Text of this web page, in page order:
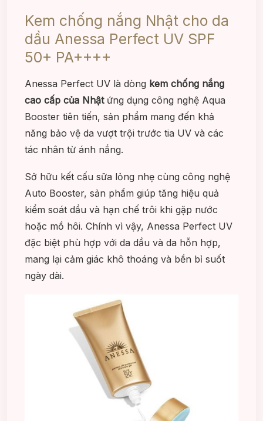
Kem chống nắng Nhật cho da
dầu Anessa Perfect UV SPF
50+ PA++++
Anessa Perfect UV là dòng kem chống nắng
cao cấp của Nhậtứng dụng công nghệ Aqua
Booster tiên tiến, sản phẩm mang đến khả
năng bảo vệ da vượt trội trước tia UV và các
tác nhân từ ánh nắng.
Sở hữu kết cấu sữa lỏng nhẹ cùng công nghệ
Auto Booster, sản phẩm giúp tăng hiệu quả
kiểm soát dầu và hạn chế trôi khi gặp nước
hoặc mồ hôi. Chính vì vậy, Anessa Perfect UV
đặc biệt phù hợp với da dầu và da hỗn hợp,
mang lại cảm giác khô thoáng và bền bỉ suốt
ngày dài.